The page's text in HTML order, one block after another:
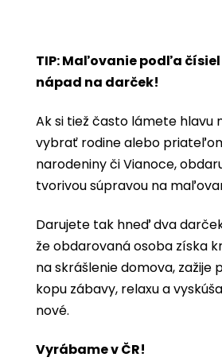
TIP: Maľovanie podľa
nápad na darček!
Ak si tiež často lámete hlavu
vybrať rodine alebo
narodeniny či Vianoce,
tvorivou súpravou na
Darujete tak hneď dva
že obdarovaná osoba získa
na skrášlenie domova, zažije
kopu zábavy, relaxu a
nové.
Vyrábame v ČR!